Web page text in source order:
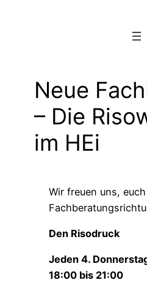
Neue
– Die
im HEi
Wir freuen uns,
Den Risodruck
Jeden 4.
18:00 bis 21:00